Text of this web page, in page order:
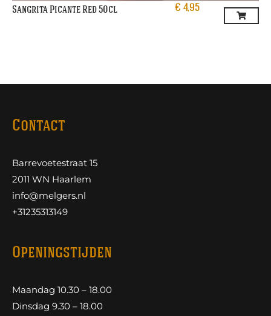
Sangrita Picante Red 50cl € 4,95
Contact
Barrevoetestraat 15
2011 WN Haarlem
info@melgers.nl
+31235313149
Openingstijden
Maandag 10.30 – 18.00
Dinsdag 9.30 – 18.00